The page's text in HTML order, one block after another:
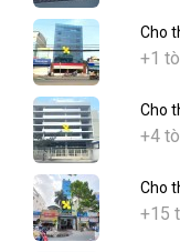
Cho
+1
Cho
+4
Cho
+15